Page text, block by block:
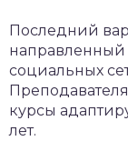
Последний
направленный
социальных
курсы
лет.